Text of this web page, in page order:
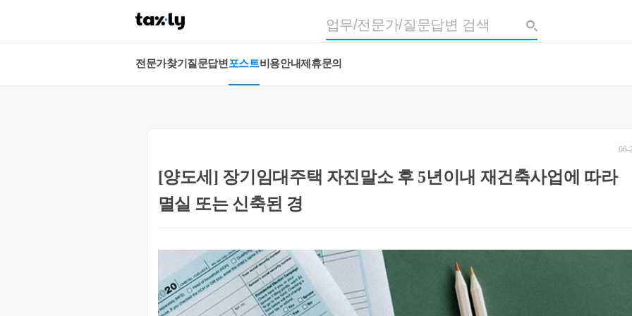
전문가찾기 질문답변 포스트비용안내제휴문의
06-
[양도세] 장기임대주택 자진말소 후 5년이내 재건축사업에 따라
멸실 또는 신축된 경